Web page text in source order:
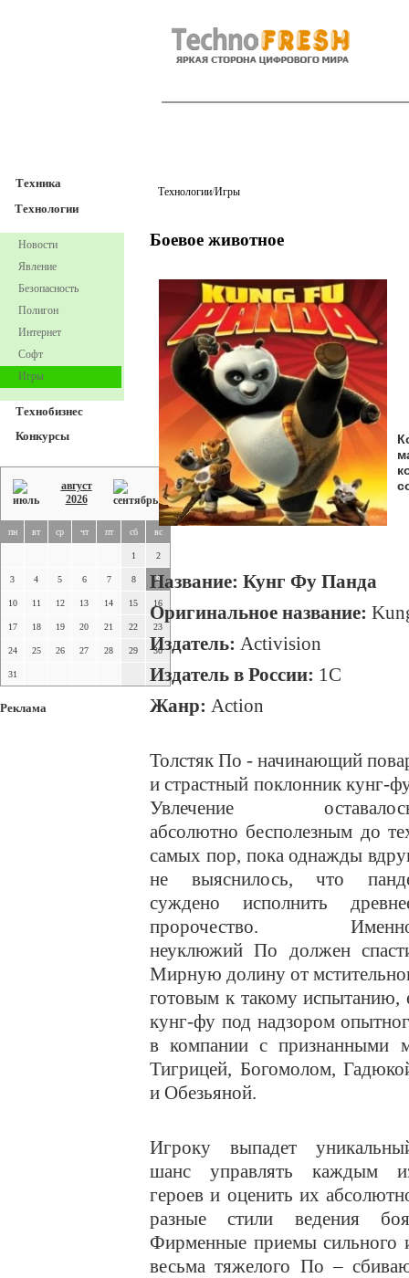
Техника
Технологии
Новости
Явление
Безопасность
Полигон
Интернет
Софт
Игры
Технобизнес
Конкурсы
август
2026
пн вт ср чт пт сб вс
1 2
3 4 5 6 7 8 9
10 11 12 13 14 15 16
17 18 19 20 21 22 23
24 25 26 27 28 29 30
31
Реклама
Технологии/Игры
Боевое животное
Название: Кунг Фу Панда
Оригинальное название:
Издатель: Activision
Издатель в России: 1С
Жанр: Action
Толстяк По - начинающий
и страстный поклонник кунг-
Увлечение
абсолютно бесполезным до
самых пор, пока однажды
не выяснилось, что
суждено исполнить
пророчество.
неуклюжий По должен
Мирную долину от
готовым к такому испытанию,
кунг-фу под надзором
в компании с признанными
Тигрицей, Богомолом,
и Обезьяной.
Игроку выпадет
шанс управлять каждым
героев и оценить их
разные стили ведения
Фирменные приемы сильного
весьма тяжелого По –